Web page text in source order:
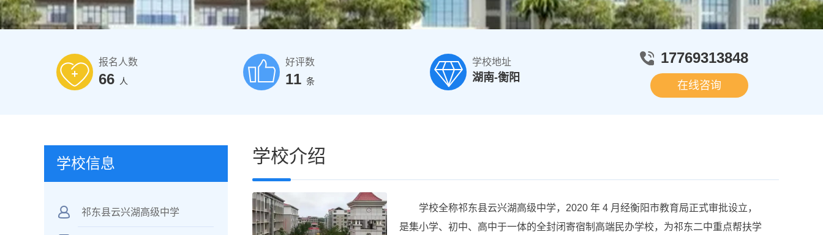
报名人数
66 人
好评数
11 条
学校地址
湖南-衡阳
17769313848
在线咨询
学校信息
祁东县云兴湖高级中学
学校介绍
学校全称祁东县云兴湖高级中学，2020 年 4 月经衡阳市教育局正式审批设立，
是集小学、初中、高中于一体的全封闭寄宿制高端民办学校，为祁东二中重点帮扶学